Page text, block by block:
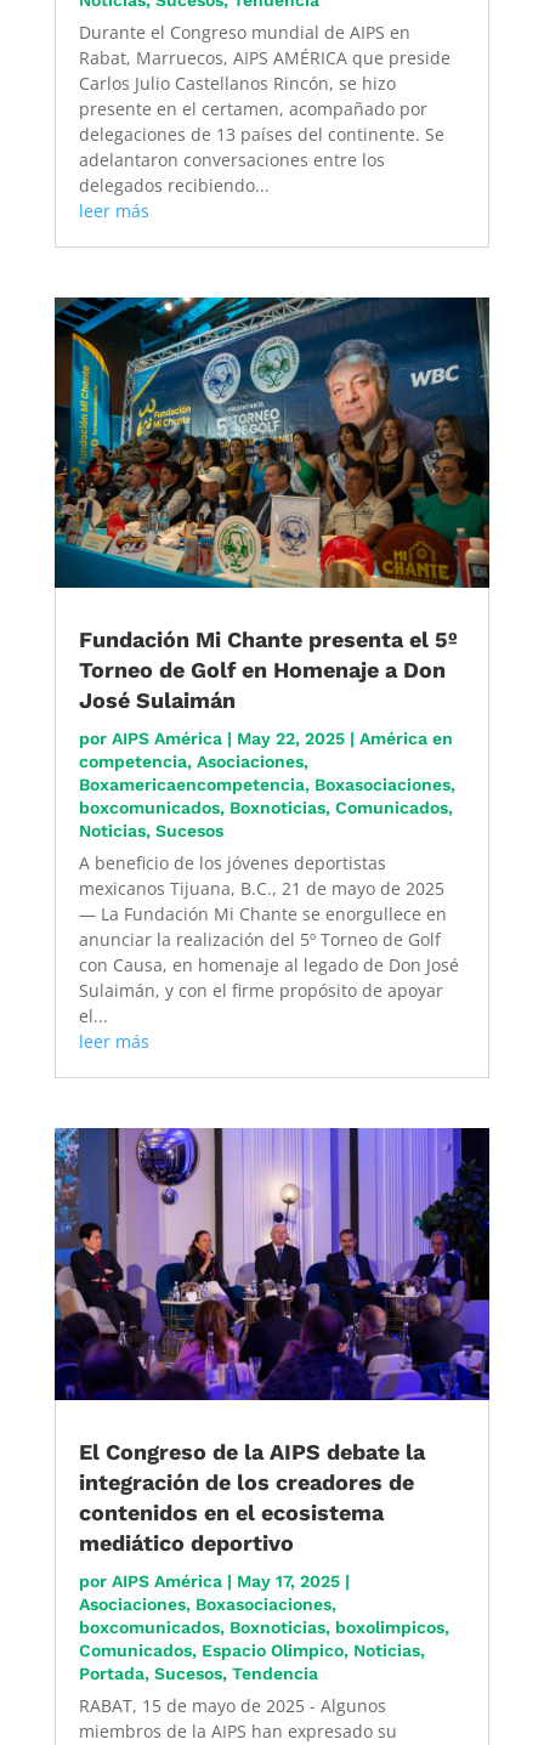
Durante el Congreso mundial de AIPS en
Rabat, Marruecos, AIPS AMÉRICA que preside
Carlos Julio Castellanos Rincón, se hizo
presente en el certamen, acompañado por
delegaciones de 13 países del continente. Se
adelantaron conversaciones entre los
delegados recibiendo...
leer más
Fundación Mi Chante presenta el 5º
Torneo de Golf en Homenaje a Don
José Sulaimán
por AIPS América| May 22, 2025| América en
competencia, Asociaciones,
Boxamericaencompetencia, Boxasociaciones,
boxcomunicados, Boxnoticias, Comunicados,
Noticias, Sucesos
A beneficio de los jóvenes deportistas
mexicanos Tijuana, B.C., 21 de mayo de 2025
— La Fundación Mi Chante se enorgullece en
anunciar la realización del 5º Torneo de Golf
con Causa, en homenaje al legado de Don José
Sulaimán, y con el firme propósito de apoyar
el...
leer más
El Congreso de la AIPS debate la
integración de los creadores de
contenidos en el ecosistema
mediático deportivo
por AIPS América| May 17, 2025|
Asociaciones, Boxasociaciones,
boxcomunicados, Boxnoticias, boxolimpicos,
Comunicados, Espacio Olimpico, Noticias,
Portada, Sucesos, Tendencia
RABAT, 15 de mayo de 2025 - Algunos
miembros de la AIPS han expresado su